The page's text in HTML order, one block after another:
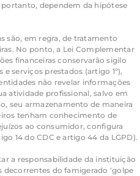
dependem da hipótese
são, em regra, de tratamento
No ponto, a Lei Complementar
financeiras conservarão sigilo
e serviços prestados (artigo 1º),
não revelar informações
atividade profissional, salvo em
seu armazenamento de maneira
tenham conhecimento de
ao consumidor, configura
14 do CDC e artigo 44 da LGPD).
a responsabilidade da instituição
decorrentes do famigerado ‘golpe